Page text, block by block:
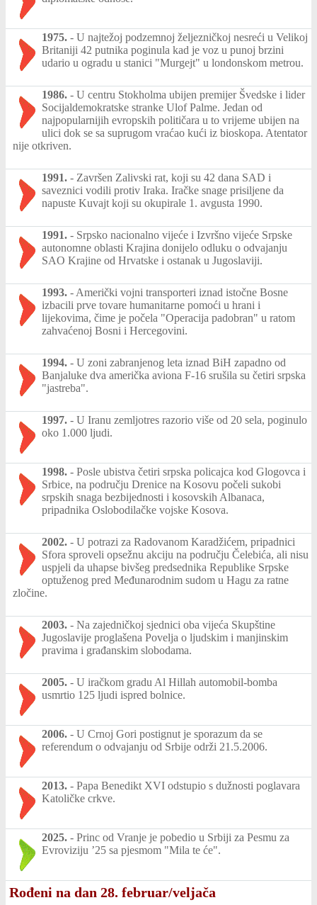
1975. - U najtežoj podzemnoj željezničkoj nesreći u Velikoj
Britaniji 42 putnika poginula kad je voz u punoj brzini
udario u ogradu u stanici "Murgejt" u londonskom metrou.
1986. - U centru Stokholma ubijen premijer Švedske i lider
Socijaldemokratske stranke Ulof Palme. Jedan od
najpopularnijih evropskih političara u to vrijeme ubijen na
ulici dok se sa suprugom vraćao kući iz bioskopa. Atentator
nije otkriven.
1991. - Završen Zalivski rat, koji su 42 dana SAD i
saveznici vodili protiv Iraka. Iračke snage prisiljene da
napuste Kuvajt koji su okupirale 1. avgusta 1990.
1991. - Srpsko nacionalno vijeće i Izvršno vijeće Srpske
autonomne oblasti Krajina donijelo odluku o odvajanju
SAO Krajine od Hrvatske i ostanak u Jugoslaviji.
1993. - Američki vojni transporteri iznad istočne Bosne
izbacili prve tovare humanitarne pomoći u hrani i
lijekovima, čime je počela "Operacija padobran" u ratom
zahvaćenoj Bosni i Hercegovini.
1994. - U zoni zabranjenog leta iznad BiH zapadno od
Banjaluke dva američka aviona F-16 srušila su četiri srpska
"jastreba".
1997. - U Iranu zemljotres razorio više od 20 sela, poginulo
oko 1.000 ljudi.
1998. - Posle ubistva četiri srpska policajca kod Glogovca i
Srbice, na području Drenice na Kosovu počeli sukobi
srpskih snaga bezbijednosti i kosovskih Albanaca,
pripadnika Oslobodilačke vojske Kosova.
2002. - U potrazi za Radovanom Karadžićem, pripadnici
Sfora sproveli opsežnu akciju na području Čelebića, ali nisu
uspjeli da uhapse bivšeg predsednika Republike Srpske
optuženog pred Međunarodnim sudom u Hagu za ratne
zločine.
2003. - Na zajedničkoj sjednici oba vijeća Skupštine
Jugoslavije proglašena Povelja o ljudskim i manjinskim
pravima i građanskim slobodama.
2005. - U iračkom gradu Al Hillah automobil-bomba
usmrtio 125 ljudi ispred bolnice.
2006. - U Crnoj Gori postignut je sporazum da se
referendum o odvajanju od Srbije održi 21.5.2006.
2013. - Papa Benedikt XVI odstupio s dužnosti poglavara
Katoličke crkve.
2025. - Princ od Vranje je pobedio u Srbiji za Pesmu za
Evroviziju ’25 sa pjesmom "Mila te će".
Rođeni na dan 28. februar/veljača